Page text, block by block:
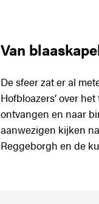
Van
De sfeer zat er al
Hofbloazers’ over
ontvangen en naar
aanwezigen kijken
Reggeborgh en de